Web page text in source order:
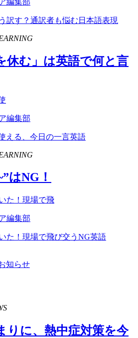
訳す？通訳者も悩む日本語表現
休む」は英語で何と言
編集部
える、今日の一言英語
はNG ！
た！現場で飛
編集部
た！現場で飛び交うNG英語
知らせ
りに、熱中症対策を今